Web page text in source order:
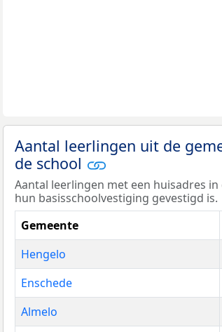
Aantal leerlingen uit de
de school
Aantal leerlingen met een huisadres
hun basisschoolvestiging gevestigd is.
Gemeente
Hengelo
Enschede
Almelo